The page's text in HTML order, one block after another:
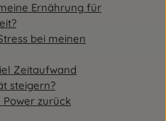
Ernährung für
bei meinen
Zeitaufwand
steigern?
zurück